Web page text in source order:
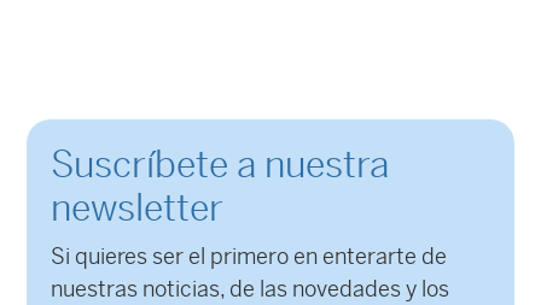
Suscríbete a nuestra
newsletter
Si quieres ser el primero en enterarte de
nuestras noticias, de las novedades y los